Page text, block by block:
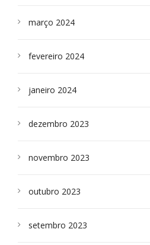
março 2024
fevereiro 2024
janeiro 2024
dezembro 2023
novembro 2023
outubro 2023
setembro 2023